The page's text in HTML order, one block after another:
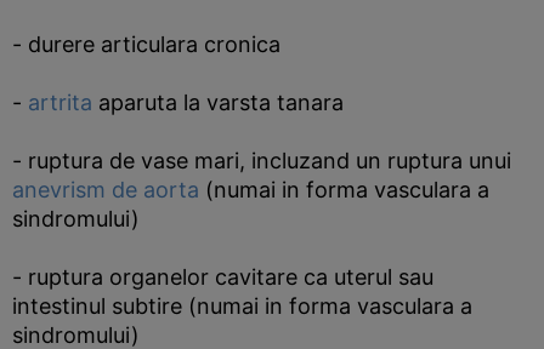
- durere articulara cronica
- artrita aparuta la varsta tanara
- ruptura de vase mari, incluzand un ruptura unui
anevrism de aorta (numai in forma vasculara a
sindromului)
- ruptura organelor cavitare ca uterul sau
intestinul subtire (numai in forma vasculara a
sindromului)